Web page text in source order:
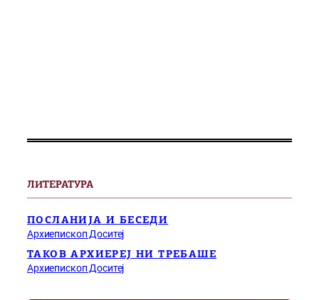
ЛИТЕРАТУРА
ПОСЛАНИЈА И БЕСЕДИ
Архиепископ Доситеј
ТАКОВ АРХИЕРЕЈ НИ ТРЕБАШЕ
Архиепископ Доситеј